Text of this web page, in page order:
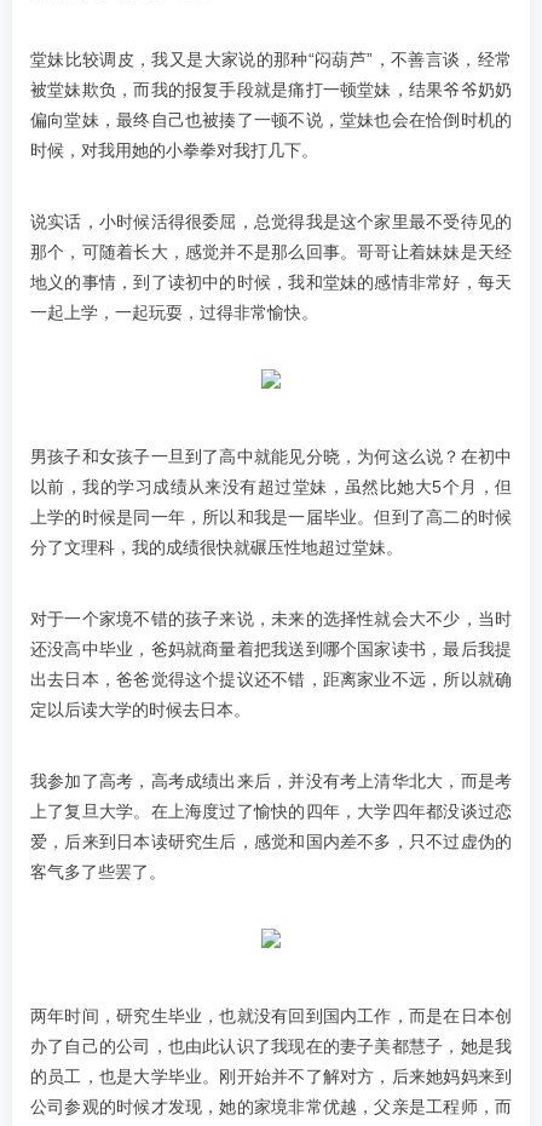
堂妹比较调皮，我又是大家说的那种“闷葫芦”，不善言谈，经常
被堂妹欺负，而我的报复手段就是痛打一顿堂妹，结果爷爷奶奶
偏向堂妹，最终自己也被揍了一顿不说，堂妹也会在恰倒时机的
时候，对我用她的小拳拳对我打几下。
说实话，小时候活得很委屈，总觉得我是这个家里最不受待见的
那个，可随着长大，感觉并不是那么回事。哥哥让着妹妹是天经
地义的事情，到了读初中的时候，我和堂妹的感情非常好，每天
一起上学，一起玩耍，过得非常愉快。
男孩子和女孩子一旦到了高中就能见分晓，为何这么说？在初中
以前，我的学习成绩从来没有超过堂妹，虽然比她大5个月，但
上学的时候是同一年，所以和我是一届毕业。但到了高二的时候
分了文理科，我的成绩很快就碾压性地超过堂妹。
对于一个家境不错的孩子来说，未来的选择性就会大不少，当时
还没高中毕业，爸妈就商量着把我送到哪个国家读书，最后我提
出去日本，爸爸觉得这个提议还不错，距离家业不远，所以就确
定以后读大学的时候去日本。
我参加了高考，高考成绩出来后，并没有考上清华北大，而是考
上了复旦大学。在上海度过了愉快的四年，大学四年都没谈过恋
爱，后来到日本读研究生后，感觉和国内差不多，只不过虚伪的
客气多了些罢了。
两年时间，研究生毕业，也就没有回到国内工作，而是在日本创
办了自己的公司，也由此认识了我现在的妻子美都慧子，她是我
的员工，也是大学毕业。刚开始并不了解对方，后来她妈妈来到
公司参观的时候才发现，她的家境非常优越，父亲是工程师，而